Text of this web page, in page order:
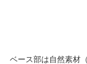
ベース部は自然素材